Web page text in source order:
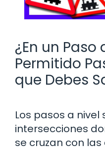
¿En un Paso
Permitido
que Debes
Los pasos a nivel
intersecciones
se cruzan con